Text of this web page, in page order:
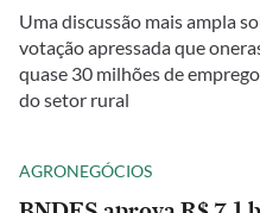
Uma discussão mais ampla
votação apressada que
quase 30 milhões de
do setor rural
AGRONEGÓCIOS